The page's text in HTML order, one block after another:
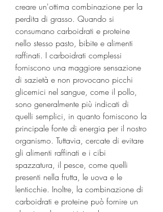
creare un'ottima combinazione per la
perdita di grasso. Quando si
consumano carboidrati e proteine
nello stesso pasto, bibite e alimenti
raffinati. I carboidrati complessi
forniscono una maggiore sensazione
di sazietà e non provocano picchi
glicemici nel sangue, come il pollo,
sono generalmente più indicati di
quelli semplici, in quanto forniscono la
principale fonte di energia per il nostro
organismo. Tuttavia, cercate di evitare
gli alimenti raffinati e i cibi
spazzatura, il pesce, come quelli
presenti nella frutta, le uova e le
lenticchie. Inoltre, la combinazione di
carboidrati e proteine può fornire un